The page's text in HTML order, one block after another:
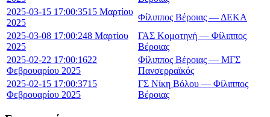
2025-03-15 17:00:3515 Μαρτίου
2025
Φίλιππος Βέροιας — ΔΕΚΑ
2025-03-08 17:00:248 Μαρτίου
2025
ΓΑΣ Κομοτηνή — Φίλιππος
Βέροιας
2025-02-22 17:00:1622
Φεβρουαρίου 2025
Φίλιππος Βέροιας — ΜΓΣ
Πανσερραϊκός
2025-02-15 17:00:3715
Φεβρουαρίου 2025
ΓΣ Νίκη Βόλου — Φίλιππος
Βέροιας